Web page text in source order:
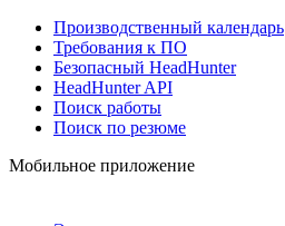
Производственный календарь
Требования к ПО
Безопасный HeadHunter
HeadHunter API
Поиск работы
Поиск по резюме
Мобильное приложение